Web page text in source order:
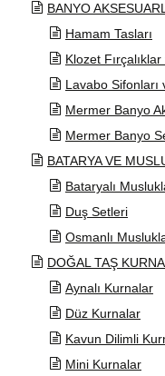
BANYO
Hamam Tasları
Klozet
Lavabo Sifonları
Mermer Banyo
Mermer Banyo
BATARYA VE
Bataryalı
Duş Setleri
Osmanlı
DOĞAL TAŞ
Aynalı Kurnalar
Düz Kurnalar
Kavun Dilimli
Mini Kurnalar